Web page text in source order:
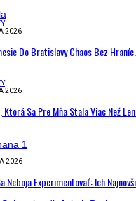
2026
Do Bratislavy Chaos Bez
2026
Ktorá Sa Pre Mňa Stala Viac Než
2026
Neboja Experimentovať: Ich